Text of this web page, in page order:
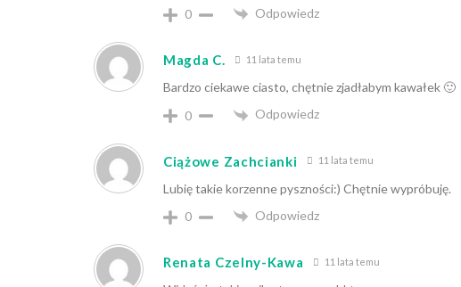
0
Odpowiedz
Magda C. 11 lata temu
Bardzo ciekawe ciasto, chętnie zjadłabym kawałek 🙂
0
Odpowiedz
Ciążowe Zachcianki 11 lata temu
Lubię takie korzenne pyszności:) Chętnie wypróbuję.
0
Odpowiedz
Renata Czelny-Kawa 11 lata temu